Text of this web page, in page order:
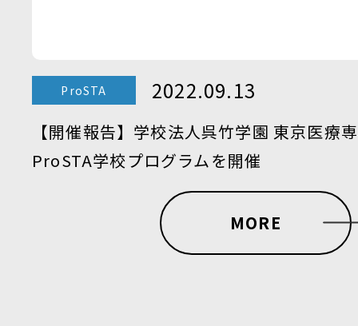
ProSTA 2022.09.13
【開催報告】学校法人呉竹学園 東京医療
ProSTA学校プログラムを開催
MORE